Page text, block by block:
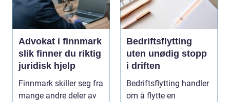
Advokat i finnmark
slik finner du riktig
juridisk hjelp
Finnmark skiller seg fra
mange andre deler av
Bedriftsflytting
uten unødig stopp
i driften
Bedriftsflytting handler
om å flytte en